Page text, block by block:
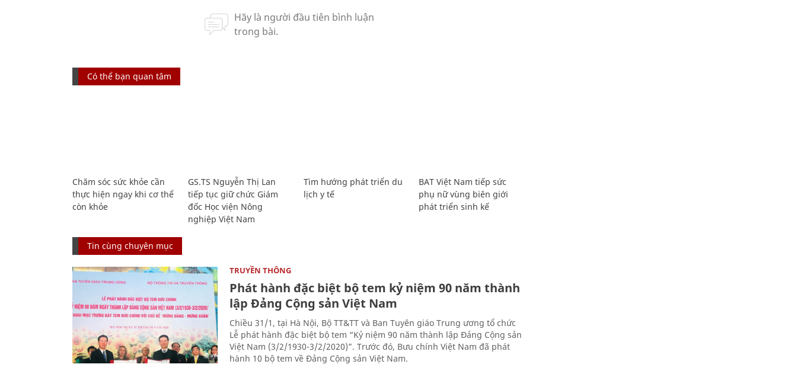
Có thể bạn quan tâm
Chăm sóc sức khỏe cần
thực hiện ngay khi cơ thể
còn khỏe
GS.TS Nguyễn Thị Lan
tiếp tục giữ chức Giám
đốc Học viện Nông
nghiệp Việt Nam
Tìm hướng phát triển du
lịch y tế
BAT Việt Nam tiếp sức
phụ nữ vùng biên giới
phát triển sinh kế
Tin cùng chuyên mục
TRUYỀN THÔNG
Phát hành đặc biệt bộ tem kỷ niệm 90 năm thành
lập Đảng Cộng sản Việt Nam
Chiều 31/1, tại Hà Nội, Bộ TT&TT và Ban Tuyên giáo Trung ương tổ chức
Lễ phát hành đặc biệt bộ tem “Kỷ niệm 90 năm thành lập Đảng Cộng sản
Việt Nam (3/2/1930-3/2/2020)”. Trước đó, Bưu chính Việt Nam đã phát
hành 10 bộ tem về Đảng Cộng sản Việt Nam.